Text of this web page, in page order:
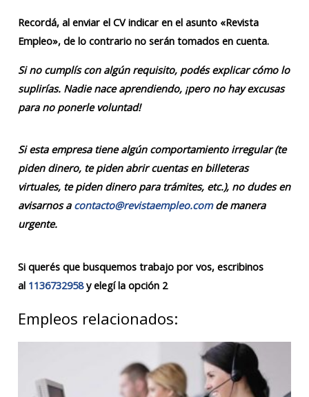
Recordá, al enviar el CV indicar en el asunto «Revista
Empleo», de lo contrario no serán tomados en cuenta.
Si no cumplís con algún requisito, podés explicar cómo lo
suplirías. Nadie nace aprendiendo, ¡pero no hay excusas
para no ponerle voluntad!
Si esta empresa tiene algún comportamiento irregular (te
piden dinero, te piden abrir cuentas en billeteras
virtuales, te piden dinero para trámites, etc.), no dudes en
avisarnos a contacto@revistaempleo.comde manera
urgente.
Si querés que busquemos trabajo por vos, escribinos
al 1136732958y elegí la opción 2
Empleos relacionados: